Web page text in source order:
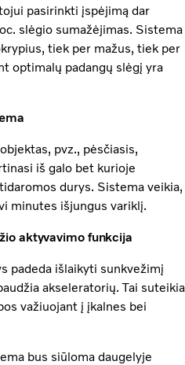
pasirinkti įspėjimą dar
slėgio sumažėjimas. Sistema
tiek per mažus, tiek per
optimalų padangų slėgį yra
pvz., pėsčiasis,
iš galo bet kurioje
durys. Sistema veikia,
minutes išjungus variklį.
aktyvavimo funkcija
padeda išlaikyti sunkvežimį
akseleratorių. Tai suteikia
važiuojant į įkalnes bei
bus siūloma daugelyje